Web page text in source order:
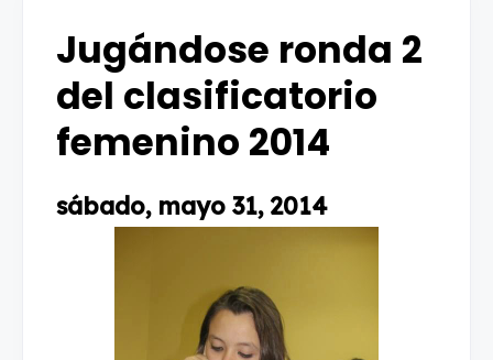
Jugándose ronda 2
del clasificatorio
femenino 2014
sábado, mayo 31, 2014